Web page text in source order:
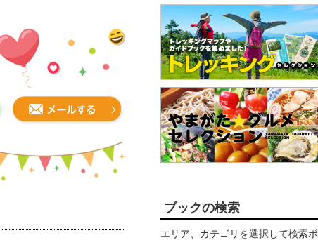
ブックの検索
エリア、カテゴリを選択して検索ボ